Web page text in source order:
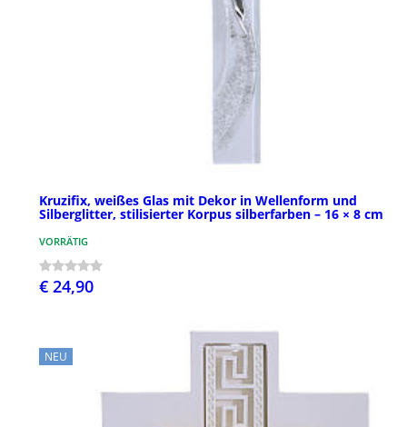
Kruzifix, weißes Glas mit Dekor in Wellenform und
Silberglitter, stilisierter Korpus silberfarben – 16 × 8 cm
VORRÄTIG
€ 24,90
NEU